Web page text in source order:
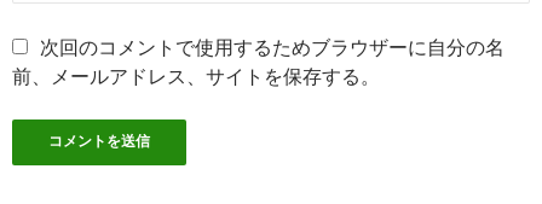
次回のコメントで使用するためブラウザーに自分の名
前、メールアドレス、サイトを保存する。